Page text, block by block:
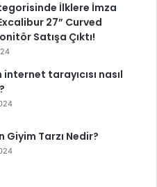
İlklere İmza
27” Curved
Satışa Çıktı!
tarayıcısı nasıl
Giyim Tarzı Nedir?